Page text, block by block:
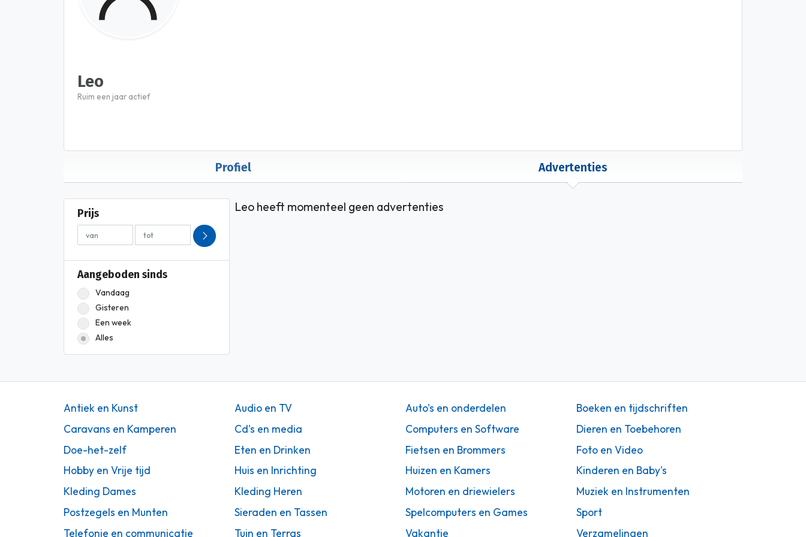
Leo
Ruim een jaar actief
Profiel Advertenties
Prijs
Aangeboden sinds
Vandaag
Gisteren
Een week
Alles
Leo heeft momenteel geen advertenties
Antiek en Kunst Audio en TV Auto's en onderdelen
Boeken en tijdschriften
Caravans en Kamperen
Cd's en media Computers en Software
Dieren en Toebehoren
Doe-het-zelf
Eten en Drinken Fietsen en Brommers
Foto en Video
Hobby en Vrije tijd
Huis en Inrichting Huizen en Kamers
Kinderen en Baby's
Kleding Dames
Kleding Heren Motoren en driewielers
Muziek en Instrumenten
Postzegels en Munten
Sieraden en Tassen Spelcomputers en Games
Sport
Telefonie en communicatie
Tuin en Terras Vakantie Verzamelingen